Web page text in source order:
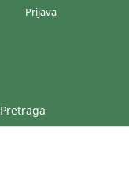
Pretraga
Prijava